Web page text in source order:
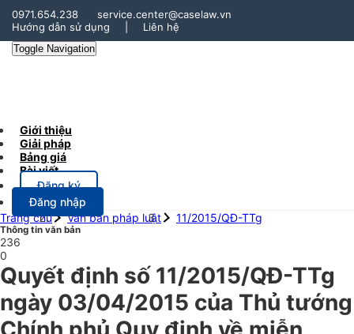
0971.654.238
service.center@caselaw.vn
Hướng dẫn sử dụng
Liên hệ
Toggle Navigation
Giới thiệu
Giải pháp
Bảng giá
Bài viết
Đăng ký
Đăng nhập
Trang chủ
Văn bản pháp luật 11/2015/QĐ-TTg
Thông tin văn bản
236
0
Quyết định số 11/2015/QĐ-TTg
ngày 03/04/2015 của Thủ tướng